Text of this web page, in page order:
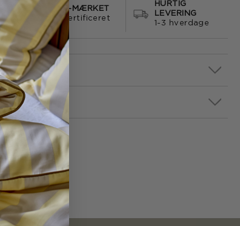
E-MÆRKET
certificeret
HURTIG
LEVERING
1-3 hverdage